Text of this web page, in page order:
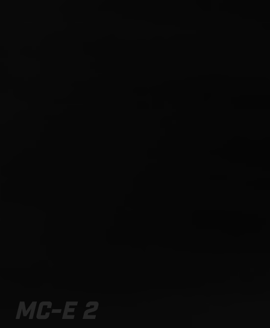
MC-E 2